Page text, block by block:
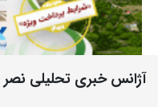
آژانس خبری تحلیلی نصر